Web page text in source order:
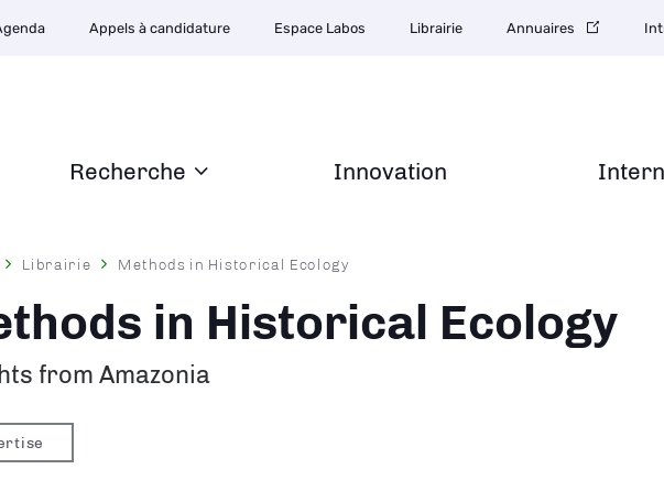
Recherche Innovation
Appels à candidature Espace Labos Librairie Annuaires
Librairie Methods in Historical Ecology
in Historical Ecology
from Amazonia